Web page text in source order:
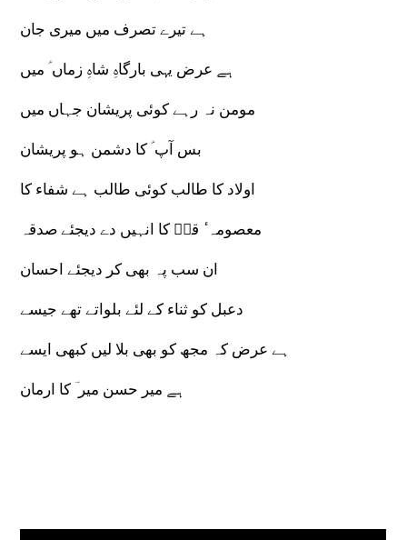
ہے تیرے تصرف میں میری جان
ہے عرض یہی بارگاہِ شاہِ زماں ؑ میں
مومن نہ رہے کوئی پریشان جہاں میں
بس آپ ؑ کا دشمن ہو پریشان
اولاد کا طالب کوئی طالب ہے شفاء کا
معصومہ ٔ قمؑ کا انہیں دے دیجئے صدقہ
ان سب پہ بھی کر دیجئے احسان
دعبل کو ثناء کے لئے بلواتے تھے جیسے
ہے عرض کہ مجھ کو بھی بلا لیں کبھی ایسے
ہے میر حسن میر ؔ کا ارمان